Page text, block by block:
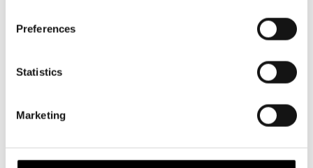
Preferences
Statistics
Marketing
Svenska Teatern Live
Biljettkassan öppnar 11.8
LÄNKAR